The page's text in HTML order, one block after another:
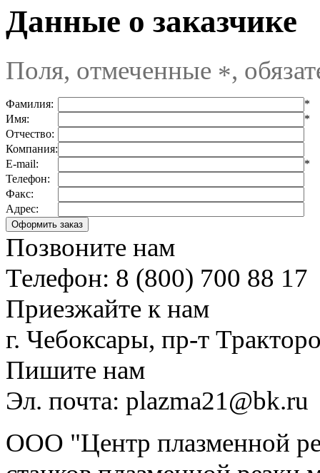
Данные о заказчике
Поля, отмеченные *,
Фамилия:
*
Имя:
*
Отчество:
Компания:
E-mail:
*
Телефон:
Факс:
Адрес:
Позвоните нам
Телефон: 8 (800) 700 88 17
Приезжайте к нам
г. Чебоксары, пр-т
Пишите нам
Эл. почта: plazma21@bk.ru
ООО "Центр плазменной